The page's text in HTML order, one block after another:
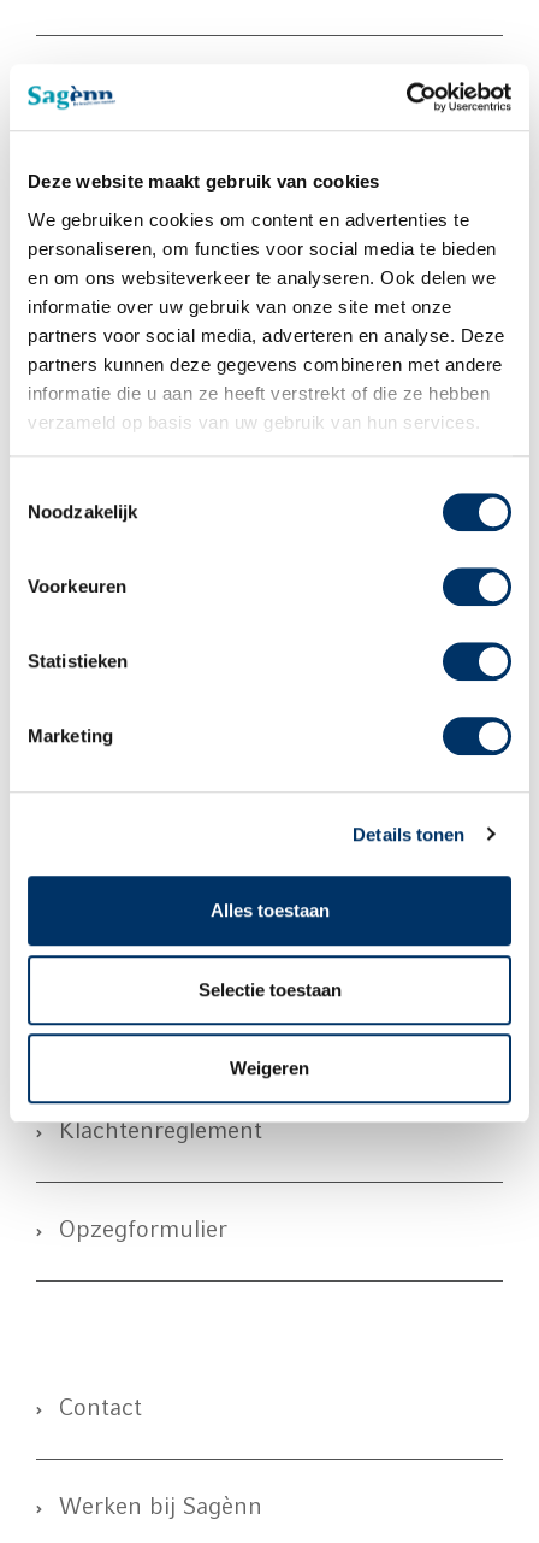
Deze website maakt gebruik van cookies
We gebruiken cookies om content en advertenties te
personaliseren, om functies voor social media te bieden
en om ons websiteverkeer te analyseren. Ook delen we
informatie over uw gebruik van onze site met onze
partners voor social media, adverteren en analyse. Deze
partners kunnen deze gegevens combineren met andere
informatie die u aan ze heeft verstrekt of die ze hebben
verzameld op basis van uw gebruik van hun services.
Noodzakelijk
Voorkeuren
Statistieken
Marketing
Details tonen
Alles toestaan
Selectie toestaan
Weigeren
Examenreglement
Downloads Educatie
Lid van NRTO
Films
Privacy
Klachtenreglement
Opzegformulier
Contact
Werken bij Sagènn